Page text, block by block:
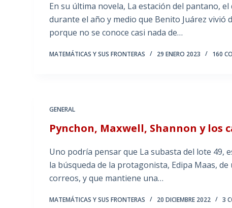
En su última novela, La estación del pantano,
durante el año y medio que Benito Juárez vivió
porque no se conoce casi nada de…
MATEMÁTICAS Y SUS FRONTERAS 29 ENERO 2023 160
GENERAL
Pynchon, Maxwell, Shannon y los
Uno podría pensar que La subasta del lote 49,
la búsqueda de la protagonista, Edipa Maas,
correos, y que mantiene una…
MATEMÁTICAS Y SUS FRONTERAS 20 DICIEMBRE 2022 3